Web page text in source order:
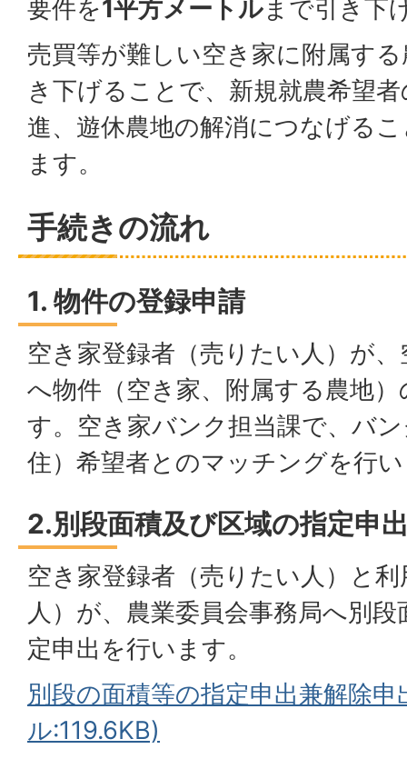
要件を1平方メートルまで引き下
売買等が難しい空き家に附属す
き下げることで、新規就農希望
進、遊休農地の解消につなげる
ます。
手続きの流れ
1. 物件の登録申請
空き家登録者（売りたい人）が
へ物件（空き家、附属する農地
す。空き家バンク担当課で、バ
住）希望者とのマッチン
2.別段面積及び区域の指定申
空き家登録者（売りたい人）と
人）が、農業委員会事務局へ別
定申出を行います。
別段の面積等の指定申出兼解除
ル:119.6KB)